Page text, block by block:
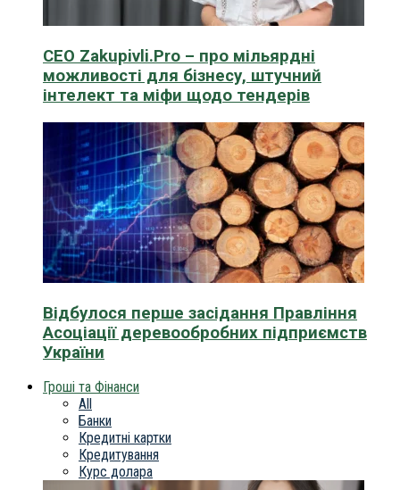
CEO Zakupivli.Pro – про мільярдні
можливості для бізнесу, штучний
інтелект та міфи щодо тендерів
Відбулося перше засідання Правління
Асоціації деревообробних підприємств
України
Гроші та Фінанси
All
Банки
Кредитні картки
Кредитування
Курс долара